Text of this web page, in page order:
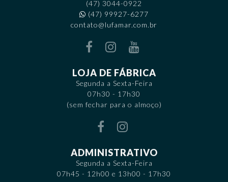
(47) 3044-0922
(47) 99927-6277
contato@lufamar.com.br
LOJA DE FÁBRICA
Segunda a Sexta-Feira
07h30 - 17h30
(sem fechar para o almoço)
ADMINISTRATIVO
Segunda a Sexta-Feira
07h45 - 12h00 e 13h00 - 17h30